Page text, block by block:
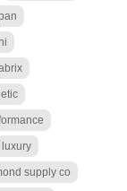
supply co